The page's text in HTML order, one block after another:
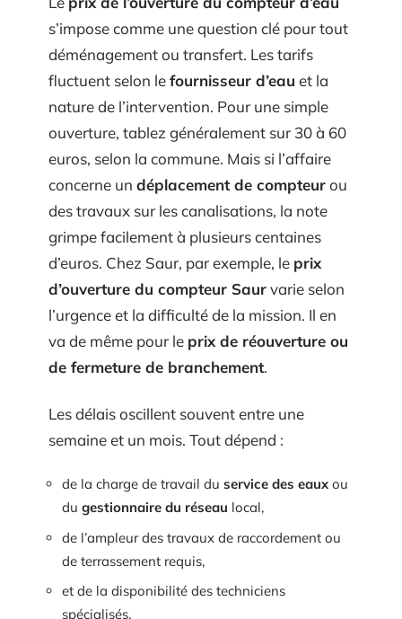
s’impose comme une question clé pour tout
déménagement ou transfert. Les tarifs
fluctuent selon lefournisseur d’eau et la
nature de l’intervention. Pour une simple
ouverture, tablez généralement sur 30 à 60
euros, selon la commune. Mais si l’affaire
concerne un déplacement de compteurou
des travaux sur les canalisations, la note
grimpe facilement à plusieurs centaines
d’euros. Chez Saur, par exemple, le prix
d’ouverture du compteur Saurvarie selon
l’urgence et la difficulté de la mission. Il en
va de même pour le prix de réouverture ou
de fermeture de branchement.
Les délais oscillent souvent entre une
semaine et un mois. Tout dépend :
de la charge de travail du service des eaux ou
du gestionnaire du réseau local,
de l’ampleur des travaux de raccordement ou
de terrassement requis,
et de la disponibilité des techniciens
spécialisés.